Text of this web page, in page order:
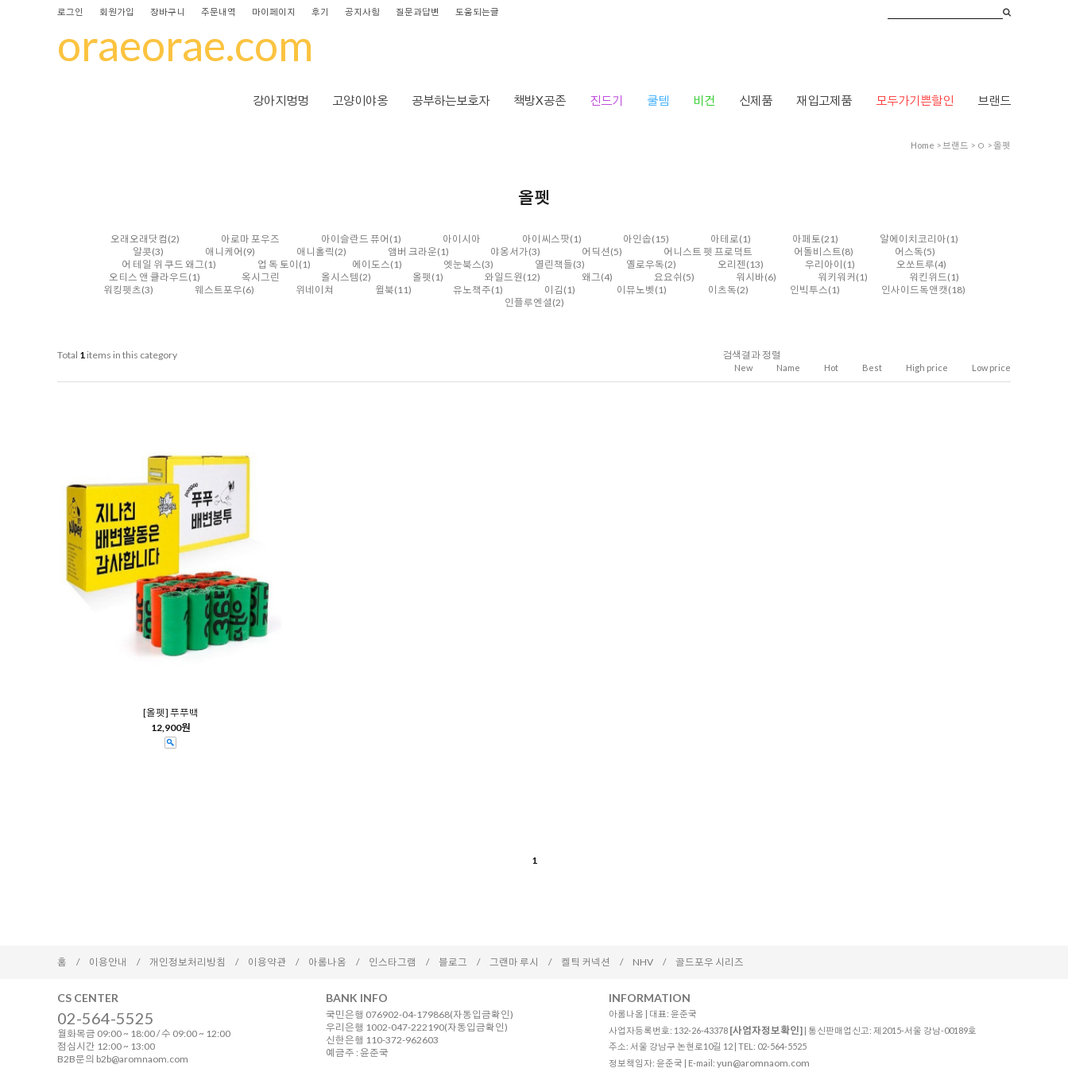
로그인 회원가입 장바구니 주문내역 마이페이지 후기 공지사항 질문과답변 도움되는글
oraeorae.com
강아지멍멍 고양이야옹 공부하는보호자 책방X공존 진드기 쿨템 비건 신제품 재입고제품 모두가기쁜할인 브랜드
Home > 브랜드 > ㅇ >올펫
올펫
오래오래닷컴 (2) 아로마 포우즈 아이슬란드 퓨어 (1) 아이시아 아이씨스팟(1) 아인솝(15) 아테로(1) 아페토(21) 알에이치코리아(1)
알콧(3) 애니케어 (9) 애니홀릭 (2) 앰버 크라운(1) 야옹서가(3) 어딕션 (5) 어니스트 펫 프로덕트 어돌비스트(8) 어스독(5)
어 테일 위 쿠드 왜그(1) 업 독 토이 (1) 에이도스(1) 엣눈북스(3) 열린책들(3) 옐로우독(2) 오리젠 (13) 우리아이 (1) 오쏘트루(4)
오티스 앤 클라우드(1) 옥시그린 올시스템 (2) 올펫 (1) 와일드원 (12) 왜그(4) 요요쉬 (5) 워시바(6) 워키워커 (1) 워킨위드(1)
워킹펫츠(3) 웨스트포우(6) 위네이쳐 윌북(11) 유노책주(1) 이김 (1) 이뮤노벳 (1) 이츠독(2) 인빅투스(1) 인사이드독앤캣 (18)
인플루엔셜 (2)
Total 1 items in this category 검색결과 정렬
New Name Hot Best High price Low price
[올펫] 푸푸백
12,900원
1
홈 / 이용안내 / 개인정보처리방침 / 이용약관 / 아롬나옴 / 인스타그램 / 블로그 / 그랜마 루시 / 켈틱 커넥션 / NHV / 골드포우 시리즈
CS CENTER
02-564-5525
월화목금 09:00 ~ 18:00 / 수 09:00 ~ 12:00
점심시간 12:00 ~ 13:00
B2B문의 b2b@aromnaom.com
BANK INFO
국민은행 076902-04-179868(자동입금확인)
우리은행 1002-047-222190(자동입금확인)
신한은행 110-372-962603
예금주 : 윤준국
INFORMATION
아롬나옴 | 대표: 윤준국
사업자등록번호: 132-26-43378 [사업자정보확인] | 통신판매업신고: 제2015-서울 강남-00189호
주소: 서울 강남구 논현로10길 12 | TEL: 02-564-5525
정보책임자: 윤준국 | E-mail: yun@aromnaom.com